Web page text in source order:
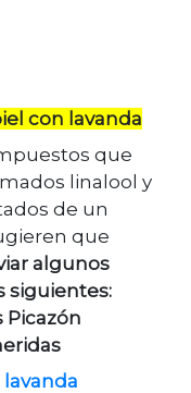
con lavanda
que
linalool y
de un
que
algunos
siguientes:
Picazón